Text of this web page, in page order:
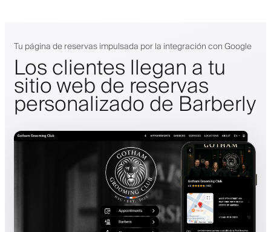
Tu página de reservas impulsada por la integración con Google
Los clientes llegan a tu
sitio web de reservas
personalizado de Barberly